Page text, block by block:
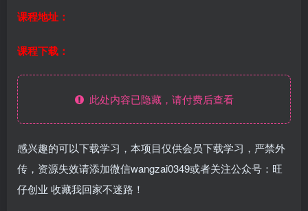
课程地址：
课程下载：
此处内容已隐藏，请付费后查看
感兴趣的可以下载学习，本项目仅供会员下载学习，严禁外
传，资源失效请添加微信wangzai0349或者关注公众号：旺
仔创业 收藏我回家不迷路！